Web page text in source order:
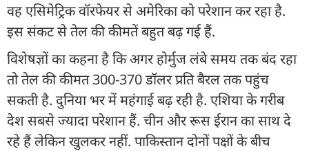
वह एसिमेट्रिक वॉरफेयर से अमेरिका को परेशान कर रहा है.
इस संकट से तेल की कीमतें बहुत बढ़ गई हैं.
विशेषज्ञों का कहना है कि अगर होर्मुज लंबे समय तक बंद रहा
तो तेल की कीमत 300-370 डॉलर प्रति बैरल तक पहुंच
सकती है. दुनिया भर में महंगाई बढ़ रही है. एशिया के गरीब
देश सबसे ज्यादा परेशान हैं. चीन और रूस ईरान का साथ दे
रहे हैं लेकिन खुलकर नहीं. पाकिस्तान दोनों पक्षों के बीच